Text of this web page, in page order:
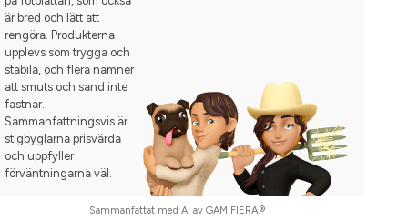
är bred och lätt att
rengöra. Produkterna
upplevs som trygga och
stabila, och flera nämner
att smuts och sand inte
fastnar.
Sammanfattningsvis är
stigbyglarna prisvärda
och uppfyller
förväntningarna väl.
Sammanfattat med AI av GAMIFIERA.®